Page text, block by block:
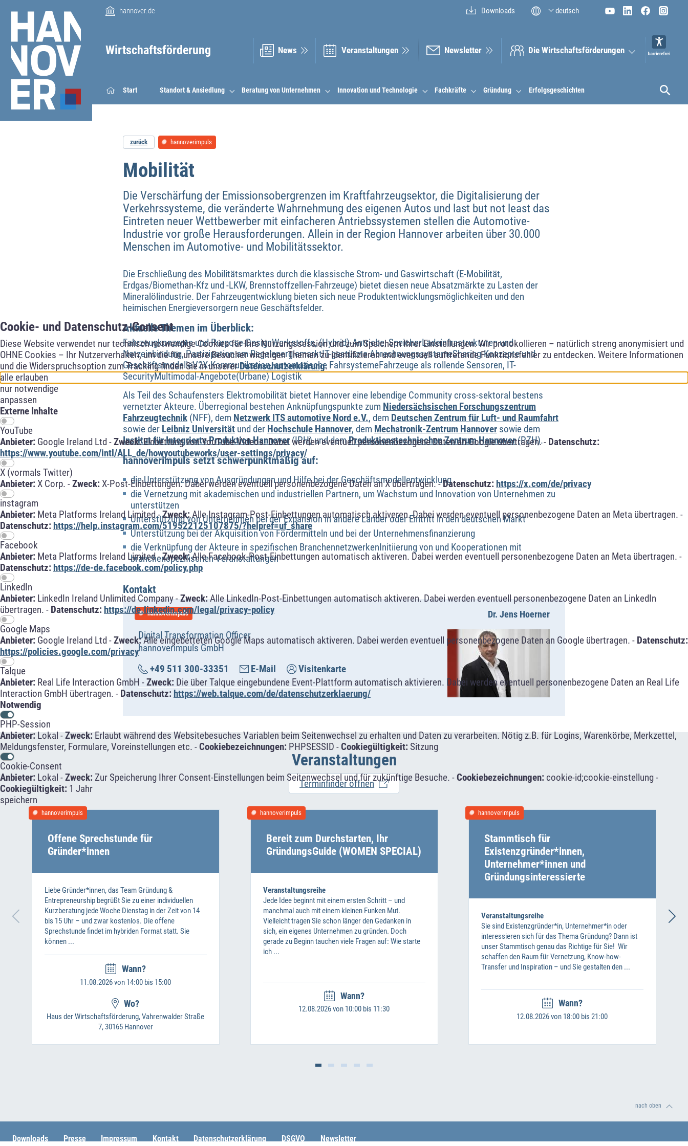
Cookie- und Datenschutz-Consent
Diese Website verwendet nur technisch notwendige Cookies für Ihre Nutzungssession und zum Speichern Ihrer Einstellungen. Wir protokollieren – natürlich streng anonymisiert und
OHNE Cookies – Ihr Nutzerverhalten, um die für unsere Besucher wichtigen Themen zu identifizieren und eventuell auftretende Funktionsfehler zu entdecken. Weitere Informationen
und die Widerspruchsoption zum Tracking finden Sie in unsererDatenschutzerklärung.
alle erlauben
nur notwendige
anpassen
Externe Inhalte
YouTube
Anbieter: Google Ireland Ltd -Zweck:Einbettung von YouTube-Videos. Dabei werden eventuell personenbezogene Daten an Google übertragen. - Datenschutz:
https://www.youtube.com/intl/ALL_de/howyoutubeworks/user-settings/privacy/
X (vormals Twitter)
Anbieter:X Corp. -Zweck:X-Post-Einbettungen. Dabei werden eventuell personenbezogene Daten an X übertragen. -Datenschutz: https://x.com/de/privacy
instagram
Anbieter: Meta Platforms Ireland Limited -Zweck:Alle Instagram-Post-Einbettungen automatisch aktiveren. Dabei werden eventuell personenbezogene Daten an Meta übertragen. -
Datenschutz: https://help.instagram.com/519522125107875/?helpref=uf_share
Facebook
Anbieter: Meta Platforms Ireland Limited -Zweck:Alle Facebook-Post-Einbettungen automatisch aktiveren. Dabei werden eventuell personenbezogene Daten an Meta übertragen. -
Datenschutz: https://de-de.facebook.com/policy.php
LinkedIn
Anbieter: LinkedIn Ireland Unlimited Company -Zweck:Alle LinkedIn-Post-Einbettungen automatisch aktiveren. Dabei werden eventuell personenbezogene Daten an LinkedIn
übertragen. - Datenschutz: https://de.linkedin.com/legal/privacy-policy
Google Maps
Anbieter: Google Ireland Ltd -Zweck:Alle eingebetteten Google Maps automatisch aktiveren. Dabei werden eventuell personenbezogene Daten an Google übertragen. - Datenschutz:
https://policies.google.com/privacy
Talque
Anbieter: Real Life Interaction GmbH -Zweck: Die über Talque eingebundene Event-Plattform automatisch aktivieren. Dabei werden eventuell personenbezogene Daten an Real Life
Interaction GmbH übertragen. - Datenschutz: https://web.talque.com/de/datenschutzerklaerung/
Notwendig
PHP-Session
Anbieter: Lokal -Zweck: Erlaubt während des Websitebesuches Variablen beim Seitenwechsel zu erhalten und Daten zu verarbeiten. Nötig z.B. für Logins, Warenkörbe, Merkzettel,
Meldungsfenster, Formulare, Voreinstellungen etc. -Cookiebezeichnungen: PHPSESSID -Cookiegültigkeit:Sitzung
Cookie-Consent
Anbieter: Lokal -Zweck:Zur Speicherung Ihrer Consent-Einstellungen beim Seitenwechsel und für zukünftige Besuche. -Cookiebezeichnungen: cookie-id;cookie-einstellung -
Cookiegültigkeit: 1 Jahr
speichern
Wirtschaftsförderung
Start Standort & Ansiedlung Beratung von Unternehmen Innovation und Technologie Fachkräfte Gründung Erfolgsgeschichten
hannover.de Downloads deutsch
News Veranstal­tungen Newsletter Die Wirt­schaftsför­derungen
zurück hannoverimpuls
Mobilität
Die Verschärfung der Emissionsobergrenzen im Kraftfahrzeugsektor, die Digitalisierung der
Verkehrssysteme, die veränderte Wahrnehmung des eigenen Autos und last but not least das
Eintreten neuer Wettbewerber mit einfacheren Antriebssystemen stellen die Automotive-
Industrie vor große Herausforderungen. Allein in der Region Hannover arbeiten über 30.000
Menschen im Automotive- und Mobilitätssektor.
Die Erschließung des Mobilitätsmarktes durch die klassische Strom- und Gaswirtschaft (E-Mobilität,
Erdgas/Biomethan-Kfz und -LKW, Brennstoffzellen-Fahrzeuge) bietet diesen neue Absatzmärkte zu Lasten der
Mineralölindustrie. Der Fahrzeugentwicklung bieten sich neue Produktentwicklungsmöglichkeiten und den
heimischen Energieversorgern neue Geschäftsfelder.
Aktuelle Themen im Überblick:
Fahrzeugkonzepte und Purpose-DesignWerkstoffe, (Hybrid)-Antriebe, SpeicherLadeinfrastrukturen und
Netzeinbindung, Partizipation am RegelenergiemarktIT-gestützte AbrechnungssystemeSharing-Konzepte und
GeschäftsmodelleV2X-Kommunikation, automatische FahrsystemeFahrzeuge als rollende Sensoren, IT-
SecurityMultimodal-Angebote(Urbane) Logistik
Als Teil des Schaufensters Elektromobilität bietet Hannover eine lebendige Community cross-sektoral bestens
vernetzter Akteure. Überregional bestehen Anknüpfungspunkte zum Niedersächsischen Forschungszentrum
Fahrzeugtechnik (NFF), dem Netzwerk ITS automotive Nord e.V., dem Deutschen Zentrum für Luft- und Raumfahrt
sowie der Leibniz Universität und der Hochschule Hannover, dem Mechatronik-Zentrum Hannover sowie dem
Institut für Integrierte Produktion Hannover(IPH) und demProduktionstechnischen Zentrum Hannover(PZH).
hannoverimpuls setzt schwerpunktmäßig auf:
die Unterstützung von Ausgründungen und Hilfe bei der Geschäftsmodellentwicklung
die Vernetzung mit akademischen und industriellen Partnern, um Wachstum und Innovation von Unternehmen zu
unterstützen
Unterstützung von Unternehmen bei der Expansion in andere Länder oder Eintritt in den deutschen Markt
Unterstützung bei der Akquisition von Fördermitteln und bei der Unternehmensfinanzierung
die Verknüpfung der Akteure in spezifischen BranchennetzwerkenInitiierung von und Kooperationen mit
branchenspezifischen Veranstaltungen
Kontakt
hannoverimpuls Dr. Jens Hoerner
Digital Transformation Officer
hannoverimpuls GmbH
+49 511 300-33351
E-Mail Visitenkarte
Veranstaltungen
Terminfinder öffnen
hannoverimpuls
Offene Sprechstunde für
Gründer*innen
Liebe Gründer*innen, das Team Gründung &
Entrepreneurship begrüßt Sie zu einer individuellen
Kurzberatung jede Woche Dienstag in der Zeit von 14
bis 15 Uhr – und zwar kostenlos. Die offene
Sprechstunde findet im hybriden Format statt. Sie
können ...
Wann?
11.08.2026 von 14:00 bis 15:00
Wo?
Haus der Wirtschaftsförderung, Vahrenwalder Straße
7, 30165 Hannover
hannoverimpuls
Bereit zum Durchstarten, Ihr
GründungsGuide (WOMEN SPECIAL)
Veranstaltungsreihe
Jede Idee beginnt mit einem ersten Schritt – und
manchmal auch mit einem kleinen Funken Mut.
Vielleicht tragen Sie schon länger den Gedanken in
sich, ein eigenes Unternehmen zu gründen. Doch
gerade zu Beginn tauchen viele Fragen auf: Wie starte
ich ...
Wann?
12.08.2026 von 10:00 bis 11:30
hannoverimpuls
Stammtisch für
Existenzgründer*innen,
Unternehmer*innen und
Gründungsinteressierte
Veranstaltungsreihe
Sie sind Existenzgründer*in, Unternehmer*in oder
interessieren sich für das Thema Gründung? Dann ist
unser Stammtisch genau das Richtige für Sie! Wir
schaffen den Raum für Vernetzung, Know-how-
Transfer und Inspiration – und Sie gestalten den ...
Wann?
12.08.2026 von 18:00 bis 21:00
nach oben
Downloads Presse Impressum Kontakt Datenschutzerklärung DSGVO Newsletter